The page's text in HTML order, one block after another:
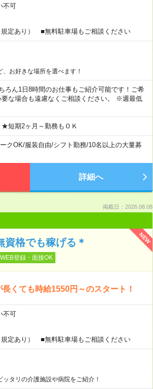
不可
定あり） ■無料駐車場もご相談ください
お好きな場所を選べます！
ん1日8時間のお仕事もご紹介可能です！ご希
な場合も遠慮なくご相談ください。 ※週最低
短期2ヶ月～勤務もＯＫ
クOK/服装自由/シフト勤務/10名以上の大量募
詳細へ
掲載日：2026.08.08
NEW
格でも稼げる＊
WEB登録・面接OK
くても時給1550円～のスタート！
不可
定あり） ■無料駐車場もご相談ください
タリの介護施設や病院をご紹介！